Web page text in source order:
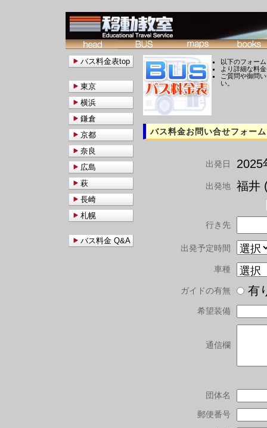
以下のフォー
より詳細な料
ご質問や御問
い。
バス料金お問い合せフォーム
出発日 2025
出発地 福井
行き先
出発予定時間
車種
ガイドの有無
希望装備
通信欄
団体名
郵便番号
バス料金表top
東京
横浜
鎌倉
京都
奈良
広島
萩
長崎
札幌
バス料金 Q&A